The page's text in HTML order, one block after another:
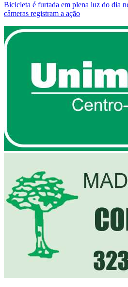
Bicicleta é furtada em plena luz do dia
câmeras registram a ação